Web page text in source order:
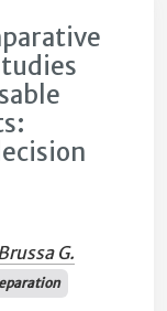
Brussa G.